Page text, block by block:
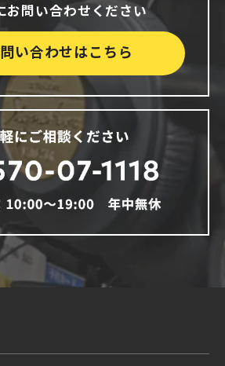
お問い合わせください
い合わせはこちら